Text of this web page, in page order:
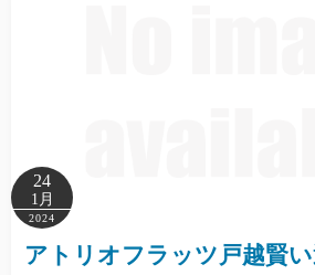
24
1月
2024
アトリオフラッツ戸越賢